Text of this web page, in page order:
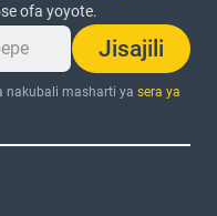
ofa yoyote.
Jisajili
nakubali masharti yasera ya